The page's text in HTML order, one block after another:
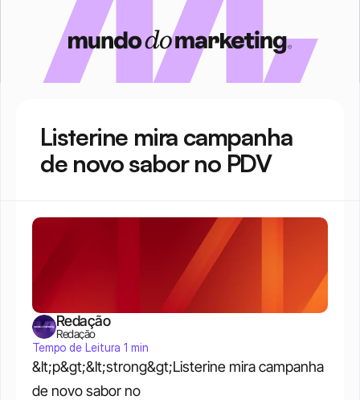
Listerine mira campanha
de novo sabor no PDV
&lt;p&gt;&lt;strong&gt;Listerine mira campanha
de novo sabor no
Redação
Redação
Tempo de Leitura 1 min